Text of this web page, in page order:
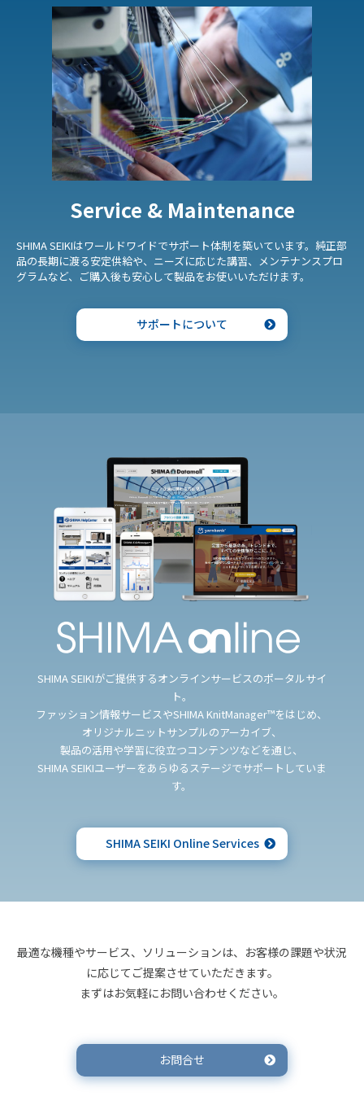
Service & Maintenance
SHIMA SEIKIはワールドワイドでサポート体制を築いています。純正部
品の長期に渡る安定供給や、ニーズに応じた講習、メンテナンスプロ
グラムなど、ご購入後も安心して製品をお使いいただけます。
サポートについて
SHIMA SEIKIがご提供するオンラインサービスのポータルサイ
ト。
ファッション情報サービスやSHIMA KnitManager™をはじめ、
オリジナルニットサンプルのアーカイブ、
製品の活用や学習に役立つコンテンツなどを通じ、
SHIMA SEIKIユーザーをあらゆるステージでサポートしていま
す。
SHIMA SEIKI Online Services
最適な機種やサービス、ソリューションは、お客様の課題や状況
に応じてご提案させていただきます。
まずはお気軽にお問い合わせください。
お問合せ